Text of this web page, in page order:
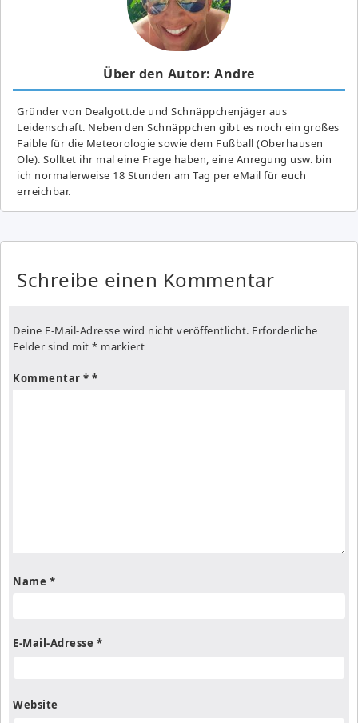
Über den Autor: Andre
Gründer von Dealgott.de und Schnäppchenjäger aus
Leidenschaft. Neben den Schnäppchen gibt es noch ein großes
Fai­ble für die Meteorologie sowie dem Fußball (Oberhausen
Ole). Solltet ihr mal eine Frage haben, eine Anregung usw. bin
ich normalerweise 18 Stunden am Tag per eMail für euch
erreichbar.
Schreibe einen Kommentar
Deine E-Mail-Adresse wird nicht veröffentlicht. Erforderliche
Felder sind mit * markiert
Kommentar *
Name *
E-Mail-Adresse *
Website